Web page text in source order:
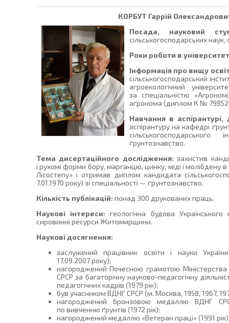
КОРБУТ Гаррій
Посада, науковий
сільськогосподарських
Роки роботи в
Інформація про вищу
сільськогосподарський
агроекологічний
за спеціальністю
агронома (диплом К №
Навчання в аспірантурі,
аспірантуру на кафедрі
ґрунтознавство.
Тема дисертаційного дослідження:захистив
і рухомі форми бору, марганцю, цинку, міді і
Лісостепу» і отримав диплом кандидата
7.01.1970 року) зі спеціальності — ґрунтознавство.
Кількість публікацій: понад 300 друкованих праць.
Наукові інтереси:геологічна будова
сировинні ресурси Житомирщини.
Наукові досягнення:
заслужений працівник освіти і науки
17.09.2007 року);
нагороджений Почесною грамотою Міністерства
СРСР за багаторічну науково-педагогічну
педагогічних кадрів (1979 рік);
був учасником ВДНГ СРСР (м. Москва, 1958, 1967,
нагороджений бронзовою медаллю ВДНГ
по вивченню ґрунтів (1972 рік);
нагороджений медаллю «Ветеран праці» (1991